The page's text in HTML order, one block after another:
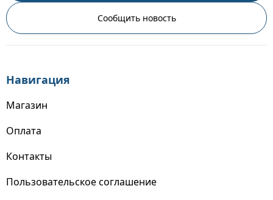
Сообщить новость
Навигация
Магазин
Оплата
Контакты
Пользовательское соглашение